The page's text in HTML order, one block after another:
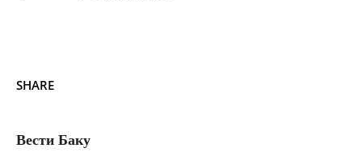
SHARE
Вести Баку